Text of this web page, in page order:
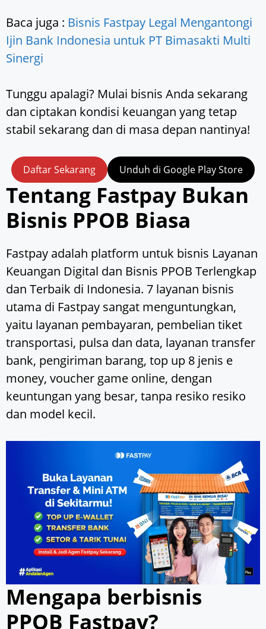
Baca juga : Bisnis Fastpay Legal Mengantongi
Ijin Bank Indonesia untuk PT Bimasakti Multi
Sinergi
Tunggu apalagi? Mulai bisnis Anda sekarang
dan ciptakan kondisi keuangan yang tetap
stabil sekarang dan di masa depan nantinya!
Daftar Sekarang Unduh di Google Play Store
Tentang Fastpay Bukan
Bisnis PPOB Biasa
Fastpay adalah platform untuk bisnis Layanan
Keuangan Digital dan Bisnis PPOB Terlengkap
dan Terbaik di Indonesia. 7 layanan bisnis
utama di Fastpay sangat menguntungkan,
yaitu layanan pembayaran, pembelian tiket
transportasi, pulsa dan data, layanan transfer
bank, pengiriman barang, top up 8 jenis e
money, voucher game online, dengan
keuntungan yang besar, tanpa resiko resiko
dan model kecil.
Mengapa berbisnis
PPOB Fastpay?